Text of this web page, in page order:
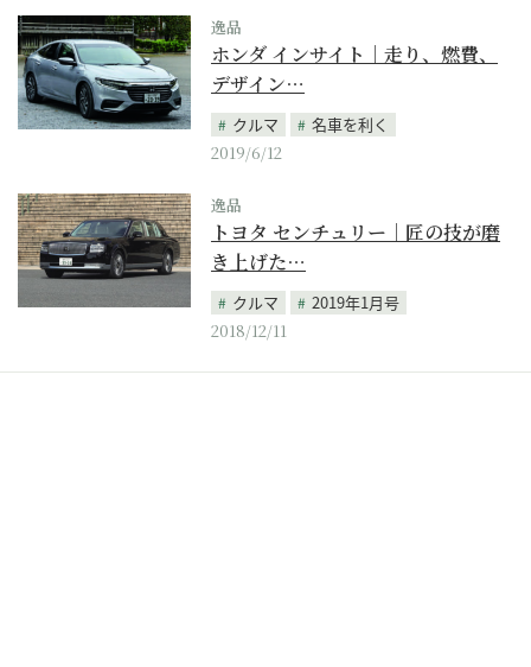
逸品
ホンダ インサイト｜走り、燃費、
デザイン…
クルマ
名車を利く
2019/6/12
逸品
トヨタ センチュリー｜匠の技が磨
き上げた…
クルマ
2019年1月号
2018/12/11